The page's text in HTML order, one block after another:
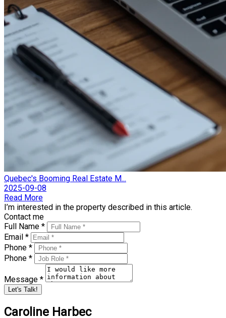
Quebec's Booming Real Estate M...
2025-09-08
Read More
I’m interested in the property described in this article.
Contact me
Full Name *
Email *
Phone *
Phone *
Message *
Let's Talk!
Caroline Harbec